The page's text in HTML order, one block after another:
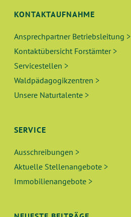
KONTAKTAUFNAHME
Ansprechpartner Betriebsleitung >
Kontaktübersicht Forstämter >
Servicestellen >
Waldpädagogikzentren >
Unsere Naturtalente >
SERVICE
Ausschreibungen >
Aktuelle Stellenangebote >
Immobilienangebote >